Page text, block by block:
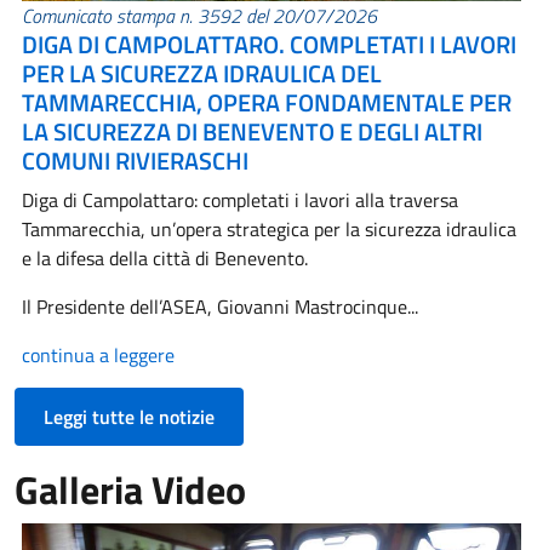
Comunicato stampa n. 3592 del 20/07/2026
DIGA DI CAMPOLATTARO. COMPLETATI I LAVORI
PER LA SICUREZZA IDRAULICA DEL
TAMMARECCHIA, OPERA FONDAMENTALE PER
LA SICUREZZA DI BENEVENTO E DEGLI ALTRI
COMUNI RIVIERASCHI
Diga di Campolattaro: completati i lavori alla traversa
Tammarecchia, un’opera strategica per la sicurezza idraulica
e la difesa della città di Benevento.
Il Presidente dell’ASEA, Giovanni Mastrocinque...
continua a leggere
Leggi tutte le notizie
Galleria Video